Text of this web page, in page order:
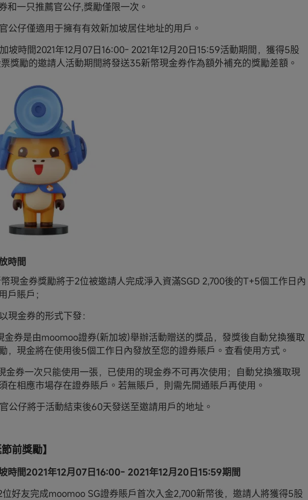
和一只推薦官公仔,獎勵僅限一次。
公仔僅適用于擁有有效新加坡居住地址的用戶。
坡時間2021年12月07日16:00- 2021年12月20日15:59活動期間，獲得5股
獎勵的邀請人活動期間將發送35新幣現金券作為額外補充的獎勵差額。
時間
現金券獎勵將于2位被邀請人完成淨入資滿SGD 2,700後的T+5個工作日內
戶賬戶；
現金券的形式下發：
金券是由moomoo證券(新加坡)舉辦活動贈送的獎品，發獎後自動兌換獲取
，現金將在使用後5個工作日內發放至您的證券賬戶。查看使用方式。
現金券一次只能使用一張，已使用的現金券不可再次使用；自動兌換獲取現
在相應市場存在證券賬戶。若無賬戶，則需先開通賬戶再使用。
公仔將于活動結束後60天發送至邀請用戶的地址。
節前獎勵】
時間2021年12月07日16:00- 2021年12月20日15:59期間
位好友完成moomoo SG證券賬戶首次入金2,700新幣後，邀請人將獲得5股